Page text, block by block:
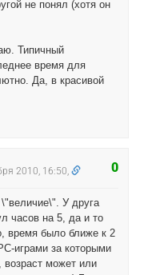
не понял (хотя он
Типичный
время для
Да, в красивой
0
2010, 16:50,
У друга
часов на 5, да и то
время было ближе к 2
играми за которыми
возраст может или